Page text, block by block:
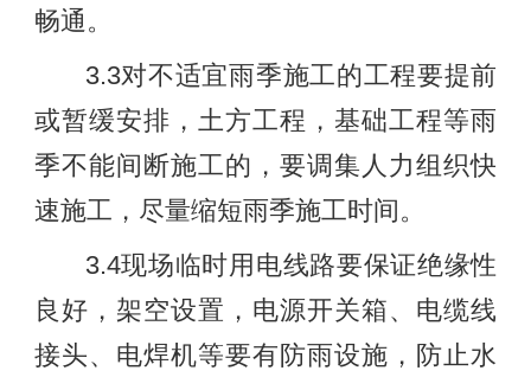
畅通。
3.3对不适宜雨季施工的工程要提前
或暂缓安排，土方工程，基础工程等雨
季不能间断施工的，要调集人力组织快
速施工，尽量缩短雨季施工时间。
3.4现场临时用电线路要保证绝缘性
良好，架空设置，电源开关箱、电缆线
接头、电焊机等要有防雨设施，防止水